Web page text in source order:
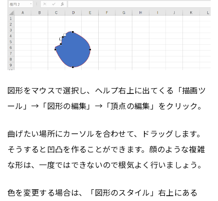
図形をマウスで選択し、ヘルプ右上に出てくる「描画ツ
ール」→「図形の編集」→「頂点の編集」をクリック。
曲げたい場所にカーソルを合わせて、ドラッグします。
そうすると凹凸を作ることができます。顔のような複雑
な形は、一度ではできないので根気よく行いましょう。
色を変更する場合は、「図形のスタイル」右上にある